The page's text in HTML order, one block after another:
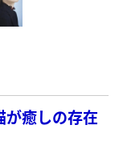
が癒しの存在